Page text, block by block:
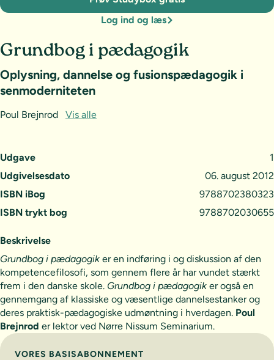
Udgave
1
Udgivelsesdato
06. august 2012
ISBN iBog
9788702380323
ISBN trykt bog
9788702030655
Grundbog i pædagogik
Oplysning, dannelse og fusionspædagogik i
senmoderniteten
Poul Brejnrod Vis alle
Log ind og læs
Beskrivelse
Grundbog i pædagogik er en indføring i og diskussion af den
kompetencefilosofi, som gennem flere år har vundet stærkt
frem i den danske skole. Grundbog i pædagogik er også en
gennemgang af klassiske og væsentlige dannelsestanker og
deres praktisk-pædagogiske udmøntning i hverdagen. Poul
Brejnrod er lektor ved Nørre Nissum Seminarium.
Vælg abonnement
VORES BASISABONNEMENT